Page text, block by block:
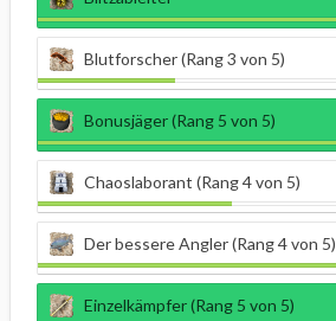
Blutforscher (Rang 3 von 5)
Bonusjäger (Rang 5 von 5)
Chaoslaborant (Rang 4 von 5)
Der bessere Angler (Rang 4 von 5)
Einzelkämpfer (Rang 5 von 5)